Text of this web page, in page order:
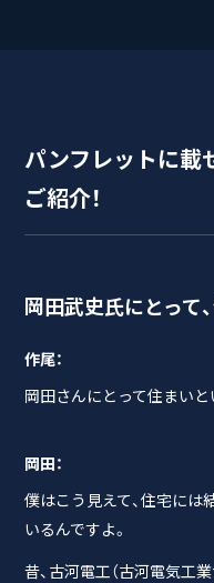
パンフレットに載
ご紹介！
岡田武史氏にとって
作尾：
岡田さんにとって住まい
岡田：
僕はこう見えて、住宅には
いるんですよ。
昔、古河電工（古河電気工